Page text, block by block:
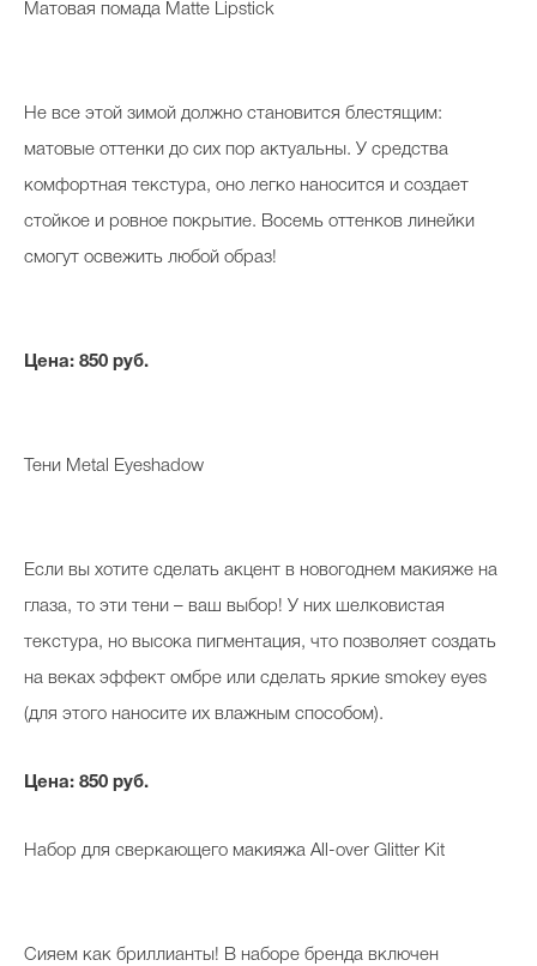
Матовая помада Matte Lipstick
Не все этой зимой должно становится блестящим:
матовые оттенки до сих пор актуальны. У средства
комфортная текстура, оно легко наносится и создает
стойкое и ровное покрытие. Восемь оттенков линейки
смогут освежить любой образ!
Цена: 850 руб.
Тени Metal Eyeshadow
Если вы хотите сделать акцент в новогоднем макияже на
глаза, то эти тени – ваш выбор! У них шелковистая
текстура, но высока пигментация, что позволяет создать
на веках эффект омбре или сделать яркие smokey eyes
(для этого наносите их влажным способом).
Цена: 850 руб.
Набор для сверкающего макияжа All-over Glitter Kit
Сияем как бриллианты! В наборе бренда включен